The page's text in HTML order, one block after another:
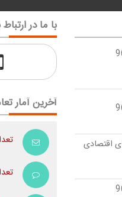
اقتصادی
با ما در
آخرین آمار